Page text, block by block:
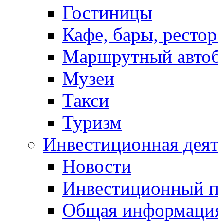
Гостиницы
Кафе, бары,
Маршрутный
Музеи
Такси
Туризм
Инвестиционная
Новости
Инвестиционный
Общая